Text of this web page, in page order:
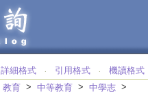
詳細格式 ‧ 引用格式 ‧ 機讀格式
教育 > 中等教育 > 中學志 >